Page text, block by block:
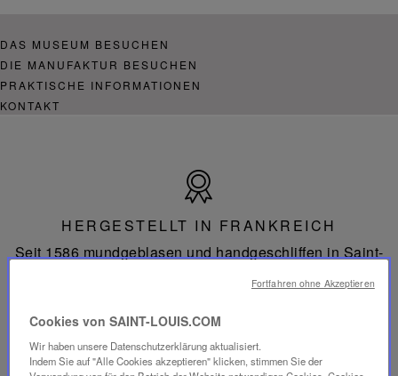
DAS MUSEUM BESUCHEN
DIE MANUFAKTUR BESUCHEN
PRAKTISCHE INFORMATIONEN
KONTAKT
Frankreich
HERGESTELLT IN FRANKREICH
Seit 1586 mundgeblasen und handgeschliffen in Saint-
Cookies von SAINT-LOUIS.COM
Wir haben unsere Datenschutzerklärung aktualisiert.
Indem Sie auf "Alle Cookies akzeptieren" klicken, stimmen Sie der
Fortfahren ohne Akzeptieren